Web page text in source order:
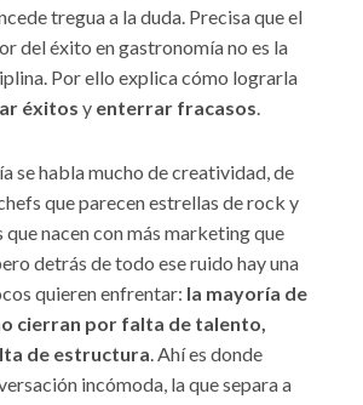
tregua a la duda. Precisa que el
del éxito en gastronomía no es la
Por ello explica cómo lograrla
éxitos y enterrar fracasos.
se habla mucho de creatividad, de
que parecen estrellas de rock y
nacen con más marketing que
detrás de todo ese ruido hay una
quieren enfrentar: la mayoría de
cierran por falta de talento,
de estructura. Ahí es donde
incómoda, la que separa a